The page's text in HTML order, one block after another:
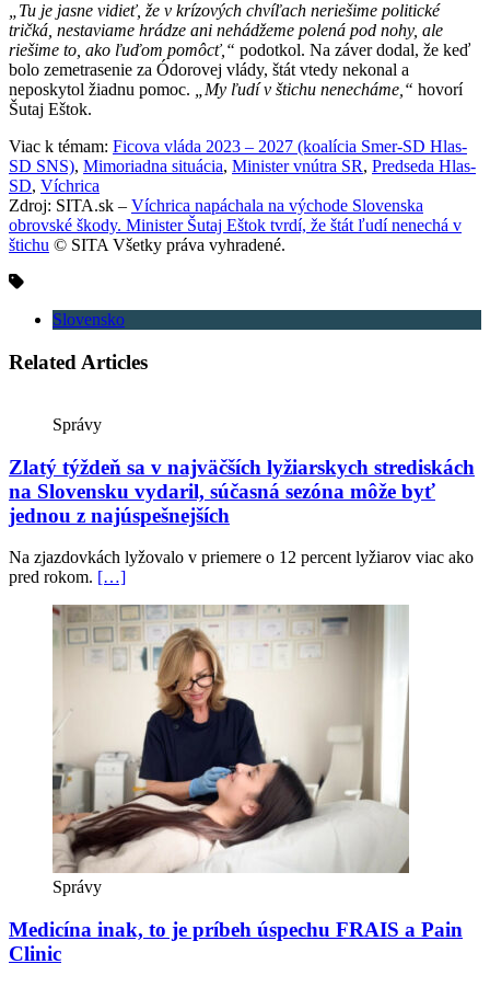
„Tu je jasne vidieť, že v krízových chvíľach neriešime politické
tričká, nestaviame hrádze ani nehádžeme polená pod nohy, ale
riešime to, ako ľuďom pomôcť,“ podotkol. Na záver dodal, že keď
bolo zemetrasenie za Ódorovej vlády, štát vtedy nekonal a
neposkytol žiadnu pomoc. „My ľudí v štichu nenecháme,“ hovorí
Šutaj Eštok.
Viac k témam: Ficova vláda 2023 – 2027 (koalícia Smer-SD Hlas-
SD SNS), Mimoriadna situácia, Minister vnútra SR, Predseda Hlas-
SD, Víchrica
Zdroj: SITA.sk – Víchrica napáchala na východe Slovenska
obrovské škody. Minister Šutaj Eštok tvrdí, že štát ľudí nenechá v
štichu © SITA Všetky práva vyhradené.
Slovensko
Related Articles
Správy
Zlatý týždeň sa v najväčších lyžiarskych strediskách
na Slovensku vydaril, súčasná sezóna môže byť
jednou z najúspešnejších
Na zjazdovkách lyžovalo v priemere o 12 percent lyžiarov viac ako
pred rokom. […]
Správy
Medicína inak, to je príbeh úspechu FRAIS a Pain
Clinic